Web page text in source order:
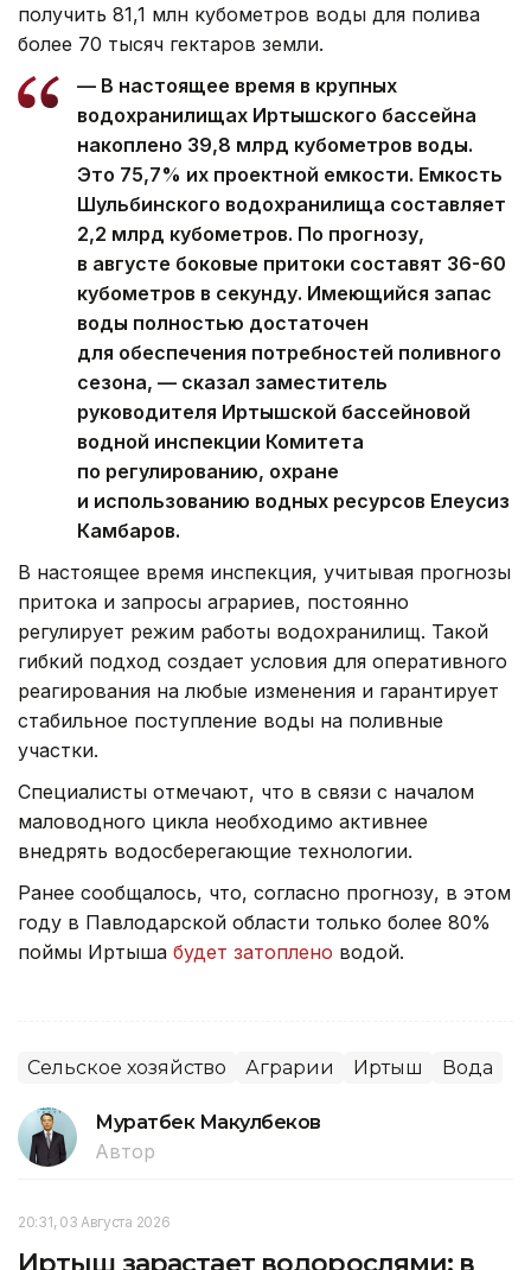
получить 81,1 млн кубометров воды для полива
более 70 тысяч гектаров земли.
— В настоящее время в крупных
водохранилищах Иртышского бассейна
накоплено 39,8 млрд кубометров воды.
Это 75,7% их проектной емкости. Емкость
Шульбинского водохранилища составляет
2,2 млрд кубометров. По прогнозу,
в августе боковые притоки составят 36-60
кубометров в секунду. Имеющийся запас
воды полностью достаточен
для обеспечения потребностей поливного
сезона, — сказал заместитель
руководителя Иртышской бассейновой
водной инспекции Комитета
по регулированию, охране
и использованию водных ресурсов Елеусиз
Камбаров.
В настоящее время инспекция, учитывая прогнозы
притока и запросы аграриев, постоянно
регулирует режим работы водохранилищ. Такой
гибкий подход создает условия для оперативного
реагирования на любые изменения и гарантирует
стабильное поступление воды на поливные
участки.
Специалисты отмечают, что в связи с началом
маловодного цикла необходимо активнее
внедрять водосберегающие технологии.
Ранее сообщалось, что, согласно прогнозу, в этом
году в Павлодарской области только более 80%
поймы Иртыша будет затоплено водой.
Сельское хозяйство Аграрии Иртыш Вода
Муратбек Макулбеков
Автор
20:31, 03 Августа 2026
Иртыш зарастает водорослями: в